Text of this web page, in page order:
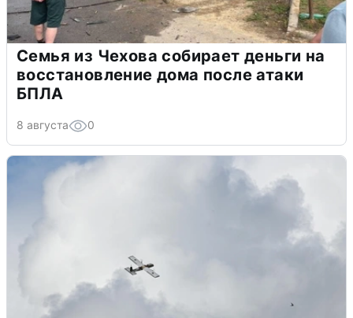
Семья из Чехова собирает деньги на
восстановление дома после атаки
БПЛА
8 августа 0